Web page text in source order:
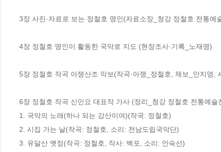
3장 사진·자료로 보는 정철호 명인(자료소장_청강 정철호 전통예
4장 정철호 명인이 활동한 국악로 지도 (현장조사·기록_노재명)
5장 정철호 작곡 아쟁산조 악보(작곡·아쟁_정철호, 채보_안지영,
6장 정철호 작곡 신민요 대표작 가사 (정리_청강 정철호 전통예술
1. 국악의 노래(하나 되는 강산이여)(작곡: 정철호)
2. 시집 가는 날(작곡: 정철호, 소리: 전남도립국악단)
3. 유달산 옛정(작곡: 정철호, 작사: 백포, 소리: 안숙선)